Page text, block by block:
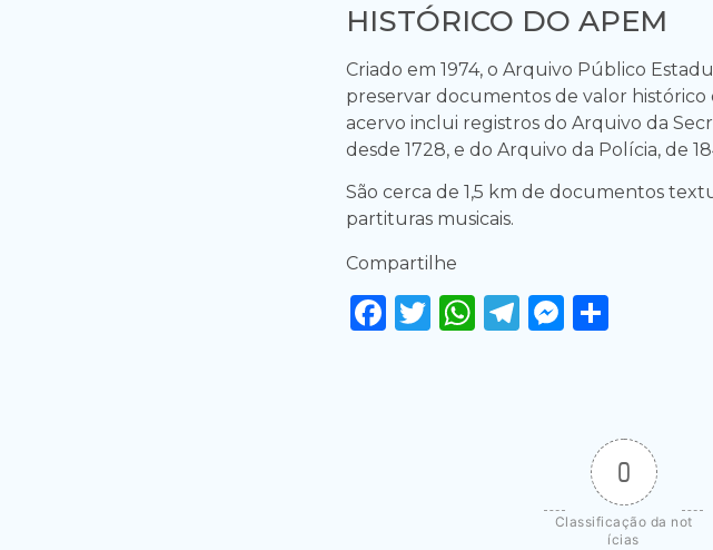
HISTÓRICO DO APEM
Criado em 1974, o Arquivo Público
preservar documentos de valor histórico
acervo inclui registros do Arquivo da
desde 1728, e do Arquivo da Polícia, de
São cerca de 1,5 km de documentos
partituras musicais.
Compartilhe
Facebook
Twitter
WhatsApp
Telegram
0
Classificação da not
ícias